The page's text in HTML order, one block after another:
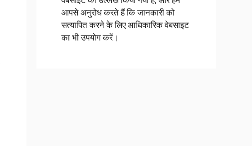
आपसे अनुरोध करते हैं कि जानकारी को
सत्यापित करने के लिए आधिकारिक वेबसाइट
का भी उपयोग करें।